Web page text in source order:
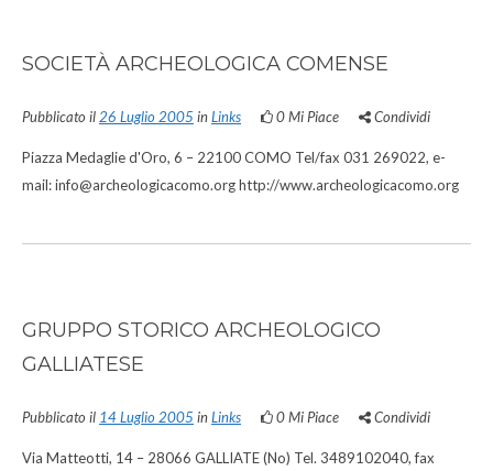
SOCIETÀ ARCHEOLOGICA COMENSE
Pubblicato il 26 Luglio 2005 inLinks 0Mi Piace Condividi
Piazza Medaglie d'Oro, 6 – 22100 COMO Tel/fax 031 269022, e-
mail: info@archeologicacomo.org http://www.archeologicacomo.org
GRUPPO STORICO ARCHEOLOGICO
GALLIATESE
Pubblicato il 14 Luglio 2005 inLinks 0Mi Piace Condividi
Via Matteotti, 14 – 28066 GALLIATE (No) Tel. 3489102040, fax